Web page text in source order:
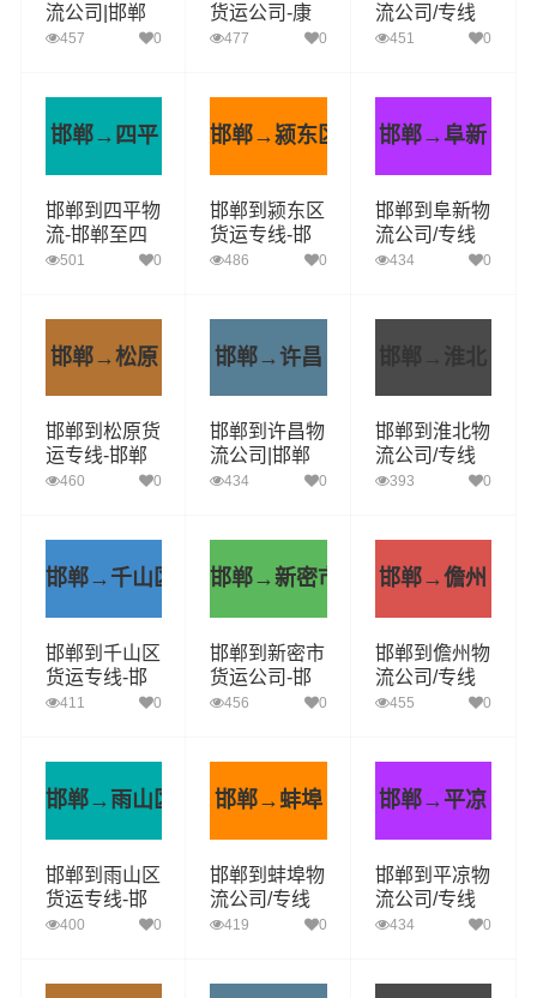
流公司|邯郸
物流至营口|
457 0
货运公司-康
定市到邯郸货
477 0
流公司/专线
实时反馈/全
451 0
邯郸→四平
邯郸到四平物
流-邯郸至四
平货运提供快
501 0
邯郸→颍东区
邯郸到颍东区
货运专线-邯
郸至颍东区货
486 0
邯郸→阜新
邯郸到阜新物
流公司/专线
实时反馈/全
434 0
邯郸→松原
邯郸到松原货
运专线-邯郸
至松原货运长
460 0
邯郸→许昌
邯郸到许昌物
流公司|邯郸
物流至许昌|
434 0
邯郸→淮北
邯郸到淮北物
流公司/专线
实时反馈/全
393 0
邯郸→千山区
邯郸到千山区
货运专线-邯
郸至千山区货
411 0
邯郸→新密市
邯郸到新密市
货运公司-邯
郸至新密市货
456 0
邯郸→儋州
邯郸到儋州物
流公司/专线
实时反馈/全
455 0
邯郸→雨山区
邯郸到雨山区
货运专线-邯
郸至雨山区货
400 0
邯郸→蚌埠
邯郸到蚌埠物
流公司/专线
实时反馈/全
419 0
邯郸→平凉
邯郸到平凉物
流公司/专线
实时反馈/全
434 0